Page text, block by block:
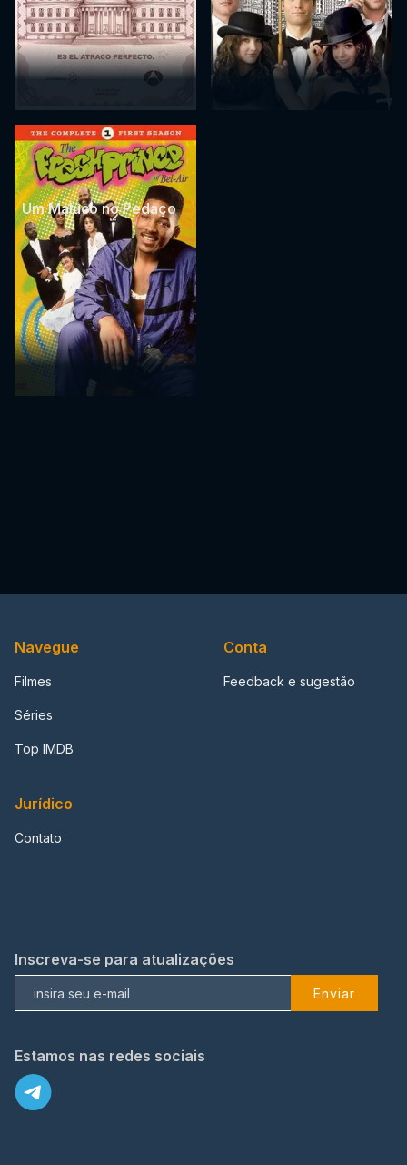
Um Maluco no Pedaço
Navegue
Filmes
Séries
Top IMDB
Conta
Feedback e sugestão
Jurídico
Contato
Inscreva-se para atualizações
Enviar
Estamos nas redes sociais